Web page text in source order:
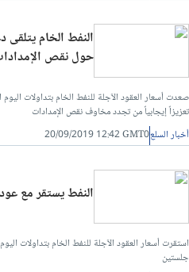
النفط الخام يتلقى
حول نقص
صعدت أسعار العقود الآجلة للنفط الخام بتداولات
تعزيزاً إيجابياً من تجدد مخاوف نقص الإمدادات
أخبار السلع20/09/2019 12:42 GMT0
النفط يستقر مع
استقرت أسعار العقود الآجلة للنفط الخام بتداولات
جلستين